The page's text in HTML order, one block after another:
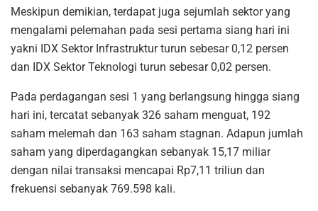
Meskipun demikian, terdapat juga sejumlah sektor yang
mengalami pelemahan pada sesi pertama siang hari ini
yakni IDX Sektor Infrastruktur turun sebesar 0,12 persen
dan IDX Sektor Teknologi turun sebesar 0,02 persen.
Pada perdagangan sesi 1 yang berlangsung hingga siang
hari ini, tercatat sebanyak 326 saham menguat, 192
saham melemah dan 163 saham stagnan. Adapun jumlah
saham yang diperdagangkan sebanyak 15,17 miliar
dengan nilai transaksi mencapai Rp7,11 triliun dan
frekuensi sebanyak 769.598 kali.